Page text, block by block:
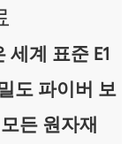
계 표준 E1
도 파이버 보
든 원자재